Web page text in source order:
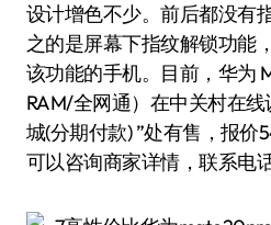
设计增色不少。前后都没有
之的是屏幕下指纹解锁功能
该功能的手机。目前，华为
RAM/全网通）在中关村在
城(分期付款) ”处有售，报价
可以咨询商家详情，联系电